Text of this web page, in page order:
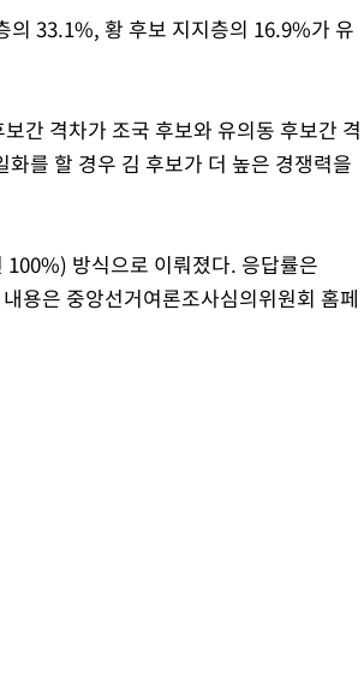
의 33.1%, 황 후보 지지층의 16.9%가 유
간 격차가 조국 후보와 유의동 후보간 격
를 할 경우 김 후보가 더 높은 경쟁력을
방식으로 이뤄졌다. 응답률은
은 중앙선거여론조사심의위원회 홈페